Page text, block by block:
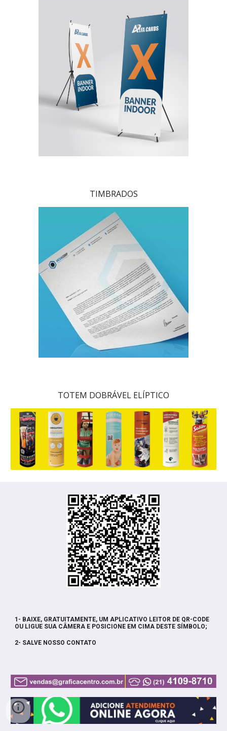
TIMBRADOS
TOTEM DOBRÁVEL ELÍPTICO
1- BAIXE, GRATUITAMENTE, UM APLICATIVO LEITOR DE QR-CODE
OU LIGUE SUA CÂMERA E POSICIONE EM CIMA DESTE SÍMBOLO;
2- SALVE NOSSO CONTATO